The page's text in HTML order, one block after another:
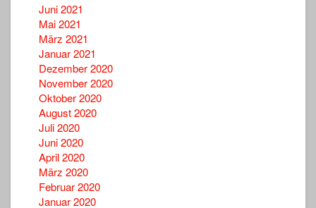
Juni 2021
Mai 2021
März 2021
Januar 2021
Dezember 2020
November 2020
Oktober 2020
August 2020
Juli 2020
Juni 2020
April 2020
März 2020
Februar 2020
Januar 2020